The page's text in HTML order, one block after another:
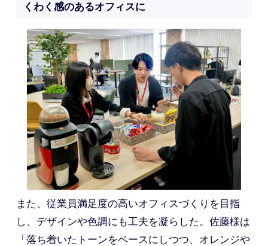
くわく感のあるオフィスに
また、従業員満足度の高いオフィスづくりを目指
し、デザインや色調にも工夫を凝らした。佐藤様は
「落ち着いたトーンをベースにしつつ、オレンジや